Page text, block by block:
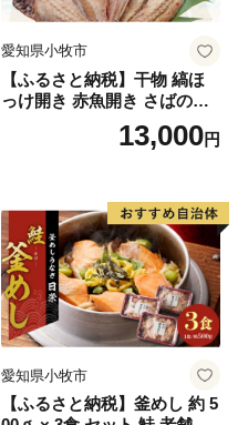
愛知県小牧市
【ふるさと納税】干物 縞ほ
っけ開き 赤魚開き さばの開
き 魚醤干し 3種 セット 詰め
合わせ 魚 おかず 肉厚 おいし
取り寄せグルメ 魚醤 ナンプ
ラー 愛知県 小牧市 冷凍 送料
無料
13,000円
愛知県小牧市
【ふるさと納税】釜めし 約 5